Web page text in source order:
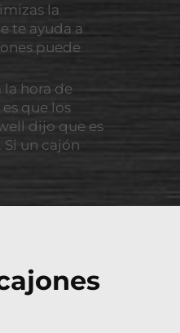
la
te ayuda a
puede
la hora de
que los
dijo que es
un cajón